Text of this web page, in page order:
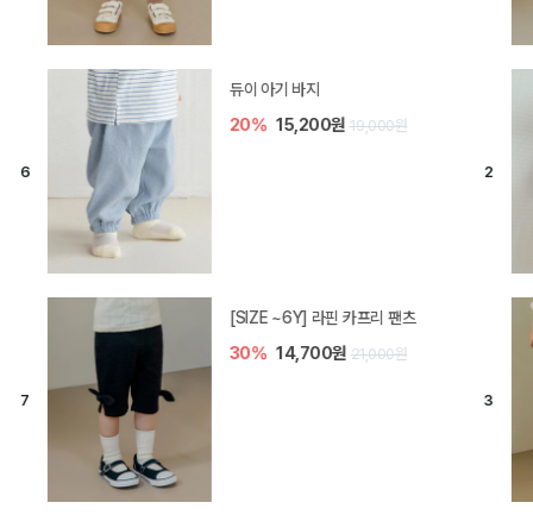
듀이 아기 바지
20% 15,200원 19,000원
[SIZE ~6Y] 라핀 카프리 팬츠
30% 14,700원 21,000원